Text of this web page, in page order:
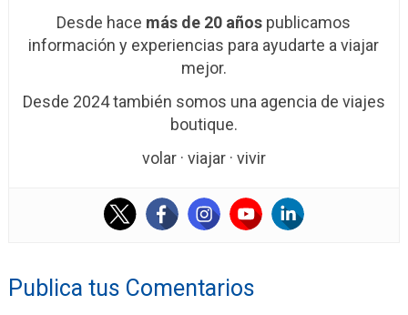
Desde hace más de 20 años publicamos
información y experiencias para ayudarte a viajar
mejor.
Desde 2024 también somos una agencia de viajes
boutique.
volar · viajar · vivir
Publica tus Comentarios